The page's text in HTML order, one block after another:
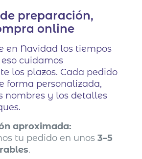
preparación,
online
en Navidad los tiempos
cuidamos
los plazos. Cada pedido
forma personalizada,
nombres y los detalles
aproximada:
tu pedido en unos3–5
.